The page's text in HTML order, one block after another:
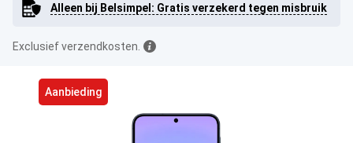
Aanbieding
Alleen bij Belsimpel: Gratis verzekerd tegen misbruik
Exclusief verzendkosten.